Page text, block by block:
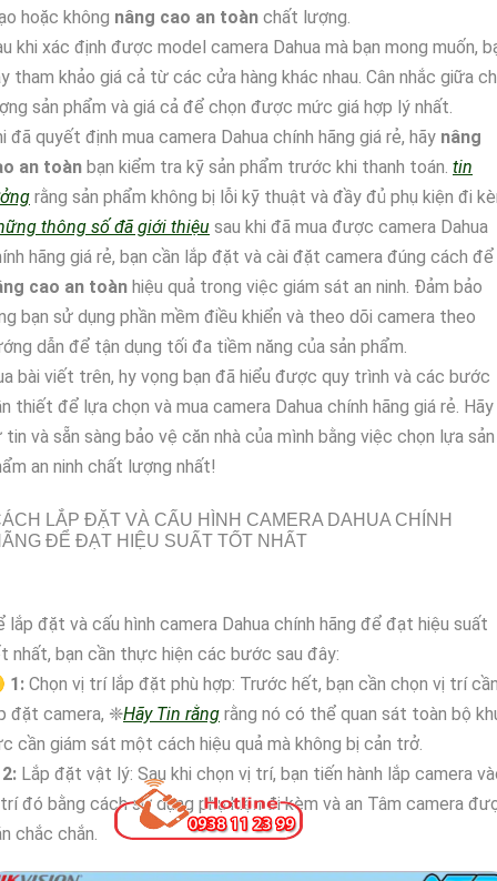
hoặc không nâng cao an toàn chất lượng.
khi xác định được model camera Dahua mà bạn mong muốn,
tham khảo giá cả từ các cửa hàng khác nhau. Cân nhắc giữa
sản phẩm và giá cả để chọn được mức giá hợp lý nhất.
đã quyết định mua camera Dahua chính hãng giá rẻ, hãy nâng
an toàn bạn kiểm tra kỹ sản phẩm trước khi thanh toán. tin
rằng sản phẩm không bị lỗi kỹ thuật và đầy đủ phụ kiện đi
thông số đã giới thiệu sau khi đã mua được camera Dahua
hãng giá rẻ, bạn cần lắp đặt và cài đặt camera đúng cách để
cao an toàn hiệu quả trong việc giám sát an ninh. Đảm bảo
bạn sử dụng phần mềm điều khiển và theo dõi camera theo
dẫn để tận dụng tối đa tiềm năng của sản phẩm.
bài viết trên, hy vọng bạn đã hiểu được quy trình và các bước
thiết để lựa chọn và mua camera Dahua chính hãng giá rẻ. Hãy
và sẵn sàng bảo vệ căn nhà của mình bằng việc chọn lựa sản
an ninh chất lượng nhất!
LẮP ĐẶT VÀ CẤU HÌNH CAMERA DAHUA CHÍNH
ĐỂ ĐẠT HIỆU SUẤT TỐT NHẤT
lắp đặt và cấu hình camera Dahua chính hãng để đạt hiệu suất
nhất, bạn cần thực hiện các bước sau đây:
1: Chọn vị trí lắp đặt phù hợp: Trước hết, bạn cần chọn vị trí
đặt camera, ❈Hãy Tin rằng rằng nó có thể quan sát toàn bộ
cần giám sát một cách hiệu quả mà không bị cản trở.
2: Lắp đặt vật lý: Sau khi chọn vị trí, bạn tiến hành lắp camera
đó bằng cách sử dụng phụ kiện đi kèm và an Tâm camera
chắc chắn.